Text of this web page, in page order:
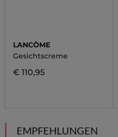
LANCÔME
Gesichtscreme
€ 110,95
EMPFEHLUNGEN